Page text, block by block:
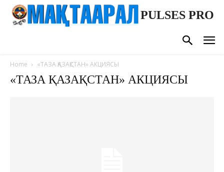
PULSES PRO
Home «ТАЗА ҚАЗАҚСТАН» АКЦИЯСЫ
«ТАЗА ҚАЗАҚСТАН» АКЦИЯСЫ